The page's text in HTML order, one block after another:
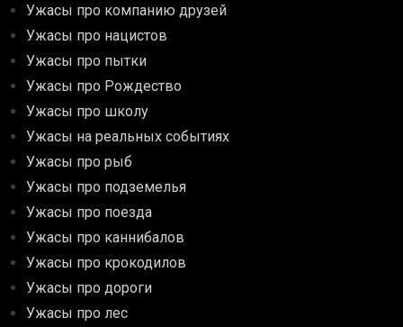
Ужасы про компанию друзей
Ужасы про нацистов
Ужасы про пытки
Ужасы про Рождество
Ужасы про школу
Ужасы на реальных событиях
Ужасы про рыб
Ужасы про подземелья
Ужасы про поезда
Ужасы про каннибалов
Ужасы про крокодилов
Ужасы про дороги
Ужасы про лес